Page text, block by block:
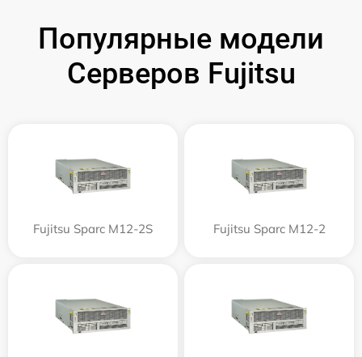
Популярные модели
Серверов Fujitsu
Fujitsu Sparc M12-2S Fujitsu Sparc M12-2